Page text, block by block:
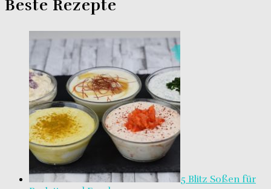
Beste Rezepte
5 Blitz Soßen für